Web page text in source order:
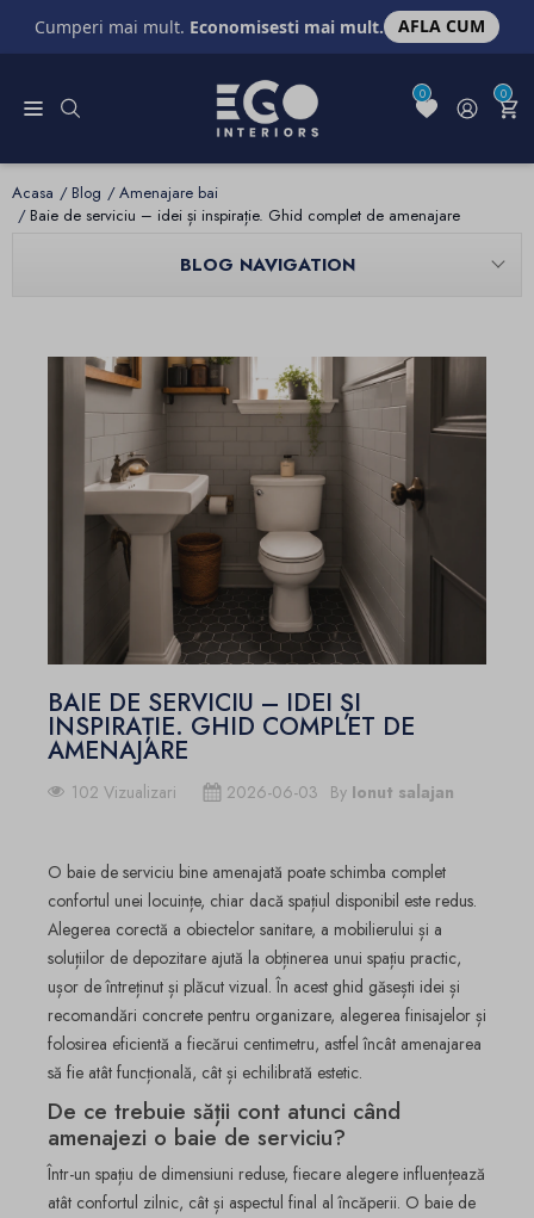
Cumperi mai mult. Economisesti mai mult. AFLA CUM
0 0
Acasa Blog
Amenajare bai
Baie de serviciu – idei și inspirație. Ghid complet de amenajare
BLOG NAVIGATION
BAIE DE SERVICIU – IDEI ȘI
INSPIRAȚIE. GHID COMPLET DE
AMENAJARE
102 Vizualizari 2026-06-03 By Ionut salajan
O baie de serviciu bine amenajată poate schimba complet
confortul unei locuințe, chiar dacă spațiul disponibil este redus.
Alegerea corectă a obiectelor sanitare, a mobilierului și a
soluțiilor de depozitare ajută la obținerea unui spațiu practic,
ușor de întreținut și plăcut vizual. În acest ghid găsești idei și
recomandări concrete pentru organizare, alegerea finisajelor și
folosirea eficientă a fiecărui centimetru, astfel încât amenajarea
să fie atât funcțională, cât și echilibrată estetic.
De ce trebuie sății cont atunci când
amenajezi o baie de serviciu?
Într-un spațiu de dimensiuni reduse, fiecare alegere influențează
atât confortul zilnic, cât și aspectul final al încăperii. O baie de